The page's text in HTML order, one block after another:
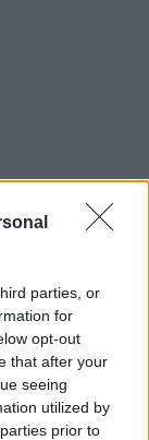
parties, or
for
opt-out
that after your
seeing
utilized by
prior to